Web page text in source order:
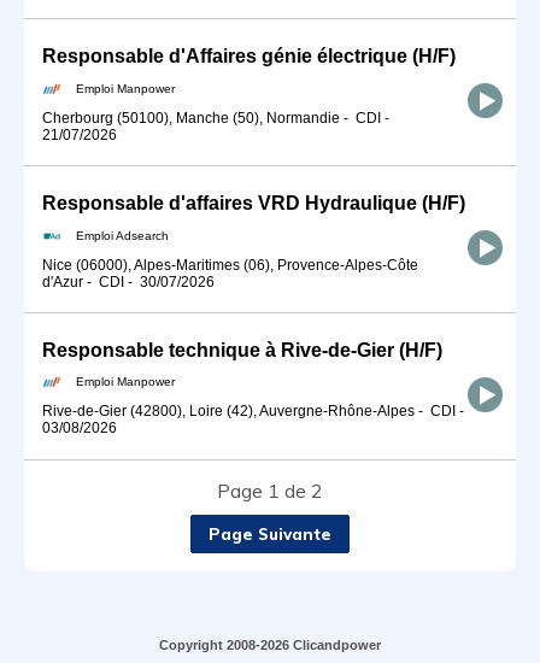
Responsable d'Affaires génie électrique (H/F)
Emploi Manpower
Cherbourg (50100), Manche (50), Normandie - CDI -
21/07/2026
Responsable d'affaires VRD Hydraulique (H/F)
Emploi Adsearch
Nice (06000), Alpes-Maritimes (06), Provence-Alpes-Côte
d'Azur - CDI - 30/07/2026
Responsable technique à Rive-de-Gier (H/F)
Emploi Manpower
Rive-de-Gier (42800), Loire (42), Auvergne-Rhône-Alpes - CDI -
03/08/2026
Page 1 de 2
Page Suivante
Copyright 2008-2026 Clicandpower